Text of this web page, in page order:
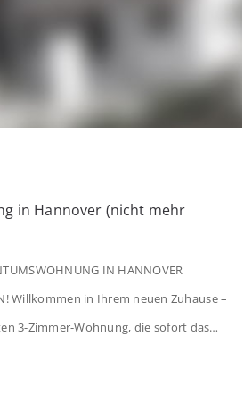
in Hannover (nicht mehr
IN HANNOVER
Willkommen in Ihrem neuen Zuhause –
3-Zimmer-Wohnung, die sofort das